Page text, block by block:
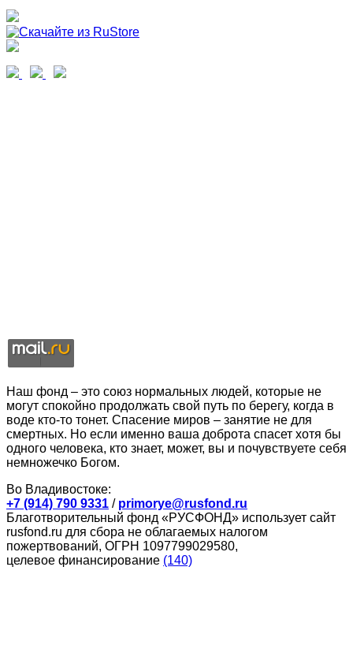
Наш фонд – это союз нормальных людей, которые не
могут спокойно продолжать свой путь по берегу, когда в
воде кто-то тонет. Спасение миров – занятие не для
смертных. Но если именно ваша доброта спасет хотя бы
одного человека, кто знает, может, вы и почувствуете себя
немножечко Богом.
Во Владивостоке:
+7 (914) 790 9331 / primorye@rusfond.ru
Благотворительный фонд «РУСФОНД» использует сайт
rusfond.ru для сбора не облагаемых налогом
пожертвований, ОГРН 1097799029580,
целевое финансирование (140)